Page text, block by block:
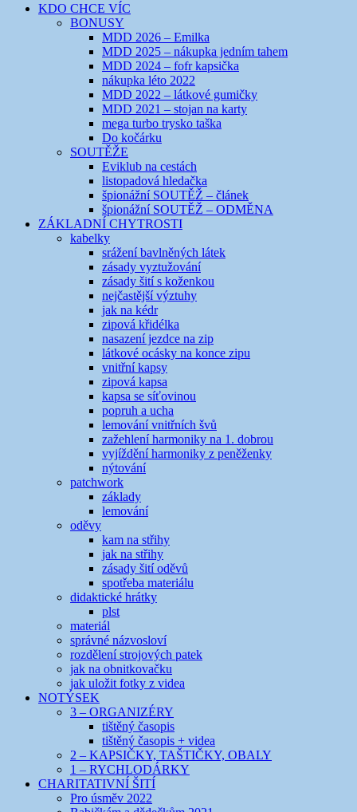
KDO CHCE VÍC
BONUSY
MDD 2026 – Emilka
MDD 2025 – nákupka jedním tahem
MDD 2024 – fofr kapsička
nákupka léto 2022
MDD 2022 – látkové gumičky
MDD 2021 – stojan na karty
mega turbo trysko taška
Do kočárku
SOUTĚŽE
Eviklub na cestách
listopadová hledačka
špionážní SOUTĚŽ – článek
špionážní SOUTĚŽ – ODMĚNA
ZÁKLADNÍ CHYTROSTI
kabelky
srážení bavlněných látek
zásady vyztužování
zásady šití s koženkou
nejčastější výztuhy
jak na kédr
zipová křidélka
nasazení jezdce na zip
látkové ocásky na konce zipu
vnitřní kapsy
zipová kapsa
kapsa se síťovinou
popruh a ucha
lemování vnitřních švů
zažehlení harmoniky na 1. dobrou
vyjíždění harmoniky z peněženky
nýtování
patchwork
základy
lemování
oděvy
kam na střihy
jak na střihy
zásady šití oděvů
spotřeba materiálu
didaktické hrátky
plst
materiál
správné názvosloví
rozdělení strojových patek
jak na obnitkovačku
jak uložit fotky z videa
NOTÝSEK
3 – ORGANIZÉRY
tištěný časopis
tištěný časopis + videa
2 – KAPSIČKY, TAŠTIČKY, OBALY
1 – RYCHLODÁRKY
CHARITATIVNÍ ŠITÍ
Pro úsměv 2022